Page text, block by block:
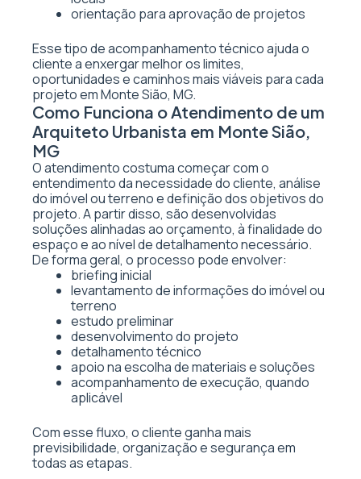
orientação para aprovação de projetos
Esse tipo de acompanhamento técnico ajuda o
cliente a enxergar melhor os limites,
oportunidades e caminhos mais viáveis para cada
projeto em Monte Sião, MG.
Como Funciona o Atendimento de um
Arquiteto Urbanista em Monte Sião,
MG
O atendimento costuma começar com o
entendimento da necessidade do cliente, análise
do imóvel ou terreno e definição dos objetivos do
projeto. A partir disso, são desenvolvidas
soluções alinhadas ao orçamento, à finalidade do
espaço e ao nível de detalhamento necessário.
De forma geral, o processo pode envolver:
briefing inicial
levantamento de informações do imóvel ou
terreno
estudo preliminar
desenvolvimento do projeto
detalhamento técnico
apoio na escolha de materiais e soluções
acompanhamento de execução, quando
aplicável
Com esse fluxo, o cliente ganha mais
previsibilidade, organização e segurança em
todas as etapas.